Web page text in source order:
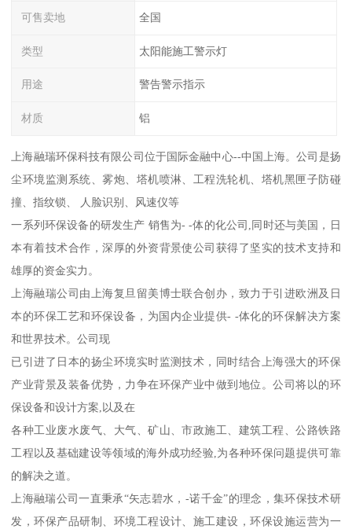
可售卖地 全国
类型 太阳能施工警示灯
用途 警告警示指示
材质 铝
上海融瑞环保科技有限公司位于国际金融中心--中国上海。公司是扬
尘环境监测系统、雾炮、塔机喷淋、工程洗轮机、塔机黑匣子防碰
撞、指纹锁、 人脸识别、风速仪等
一系列环保设备的研发生产 销售为- -体的化公司,同时还与美国，日
本有着技术合作，深厚的外资背景使公司获得了坚实的技术支持和
雄厚的资金实力。
上海融瑞公司由上海复旦留美博士联合创办，致力于引进欧洲及日
本的环保工艺和环保设备，为国内企业提供- -体化的环保解决方案
和世界技术。公司现
已引进了日本的扬尘环境实时监测技术，同时结合上海强大的环保
产业背景及装备优势，力争在环保产业中做到地位。公司将以的环
保设备和设计方案,以及在
各种工业废水废气、大气、矿山、市政施工、建筑工程、公路铁路
工程以及基础建设等领域的海外成功经验,为各种环保问题提供可靠
的解决之道。
上海融瑞公司一直秉承“矢志碧水，-诺千金”的理念，集环保技术研
发，环保产品研制、环境工程设计、施工建设，环保设施运营为一